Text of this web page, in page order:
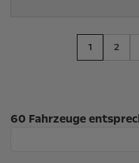
1 2
Suchergebnisse
60 Fahrzeuge